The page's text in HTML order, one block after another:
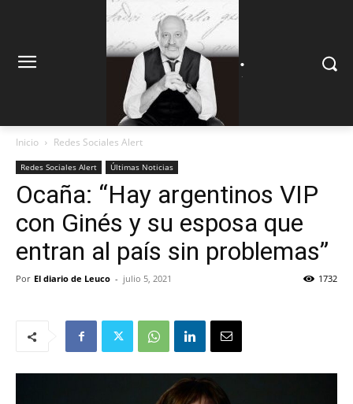
.
Inicio Redes Sociales Alert
Redes Sociales Alert Últimas Noticias
Ocaña: “Hay argentinos VIP
con Ginés y su esposa que
entran al país sin problemas”
Por El diario de Leuco - julio 5, 2021 1732